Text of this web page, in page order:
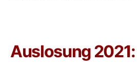
Auslosung 2021: